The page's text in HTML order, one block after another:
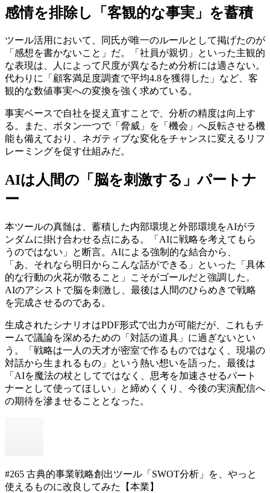
感情を排除し「客観的な事実」を蓄積
ツール活用において、同氏が唯一のルールとして掲げたのが
「感想を書かないこと」だ。「社員が親切」といった主観的
な表現は、人によって尺度が異なるため分析には適さない。
代わりに「顧客満足度調査で平均4.8を獲得した」など、客
観的な数値事実への変換を強く求めている。
事実ベースで自社を捉え直すことで、分析の精度は向上す
る。また、ボタン一つで「脅威」を「機会」へ反転させる機
能も備えており、ネガティブな変化をチャンスに変えるリフ
レーミングを促す仕組みだ。
AIは人間の「脳を刺激する」パートナ
ー
本ツールの真髄は、蓄積した内部環境と外部環境をAIがラ
ンダムに掛け合わせる点にある。「AIに戦略を考えてもら
うのではない」と断言。AIによる強制的な結合から、
「あ、それなら明日からこんな話ができる」といった「具体
的な行動の火花が散ること」こそがゴールだと強調した。
AIのアシストで脳を刺激し、最後は人間のひらめきで戦略
を完成させるのである。
生成されたシナリオはPDF形式で出力が可能だが、これもチ
ームで議論を深めるための「対話の道具」に過ぎないとい
う。「戦略は一人の天才が密室で作るものではなく、現場の
対話から生まれるもの」という熱い想いを語った。最後は
「AIを魔法の杖としてではなく、思考を加速させるパート
ナーとして使ってほしい」と締めくくり、今後の実演配信へ
の期待を滲ませることとなった。
#265 古典的事業戦略創出ツール「SWOT分析」を、やっと
使えるものに改良してみた【本業】